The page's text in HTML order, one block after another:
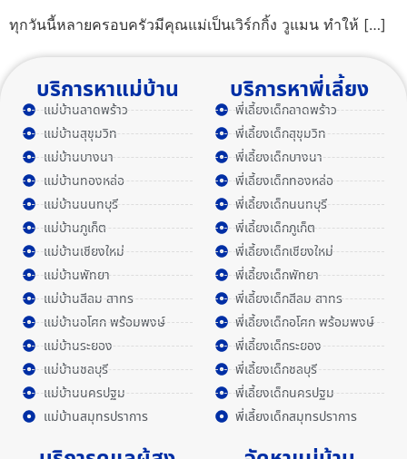
ทุกวันนี้หลายครอบครัวมีคุณแม่เป็นเวิร์กกิ้ง วูแมน ทำให้ […]
บริการหาแม่บ้าน
แม่บ้านลาดพร้าว
แม่บ้านสุขุมวิท
แม่บ้านบางนา
แม่บ้านทองหล่อ
แม่บ้านนนทบุรี
แม่บ้านภูเก็ต
แม่บ้านเชียงใหม่
แม่บ้านพัทยา
แม่บ้านสีลม สาทร
แม่บ้านอโศก พร้อมพงษ์
แม่บ้านระยอง
แม่บ้านชลบุรี
แม่บ้านนครปฐม
แม่บ้านสมุทรปราการ
บริการหาพี่เลี้ยง
พี่เลี้ยงเด็กลาดพร้าว
พี่เลี้ยงเด็กสุขุมวิท
พี่เลี้ยงเด็กบางนา
พี่เลี้ยงเด็กทองหล่อ
พี่เลี้ยงเด็กนนทบุรี
พี่เลี้ยงเด็กภูเก็ต
พี่เลี้ยงเด็กเชียงใหม่
พี่เลี้ยงเด็กพัทยา
พี่เลี้ยงเด็กสีลม สาทร
พี่เลี้ยงเด็กอโศก พร้อมพงษ์
พี่เลี้ยงเด็กระยอง
พี่เลี้ยงเด็กชลบุรี
พี่เลี้ยงเด็กนครปฐม
พี่เลี้ยงเด็กสมุทรปราการ